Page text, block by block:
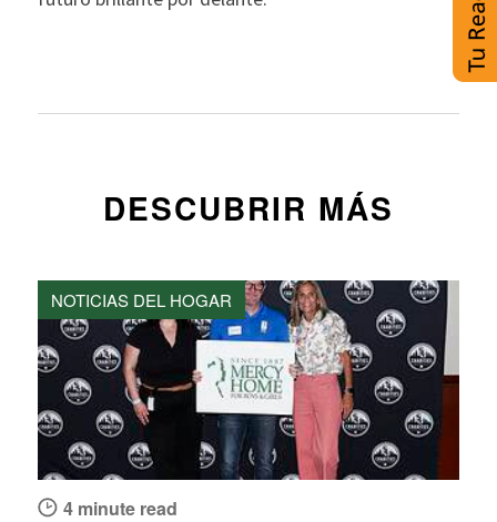
DESCUBRIR MÁS
NOTICIAS DEL HOGAR
4 minute read